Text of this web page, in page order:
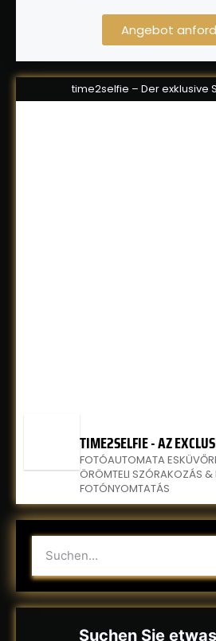
Angebot
time2selfie – Der exklusive
TIME2SELFIE - AZ
FOTÓAUTOMATA
ÖRÖMTELI SZÓRAKOZÁS &
FOTÓNYOMTATÁS
Suchen Sie